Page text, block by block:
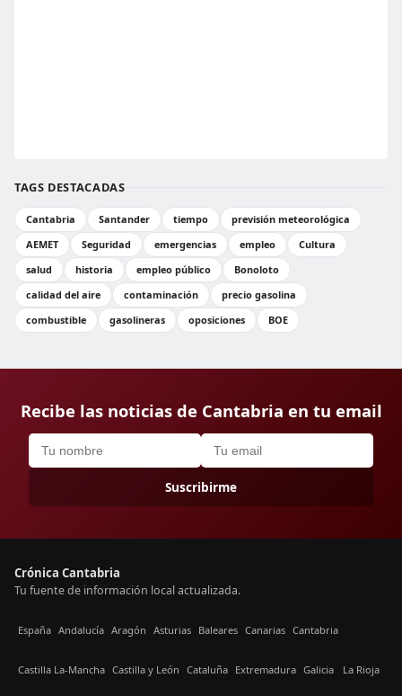
TAGS DESTACADAS
Cantabria Santander tiempo
previsión meteorológica
AEMET
Seguridad emergencias empleo
Cultura
salud
historia empleo público
Bonoloto
calidad del aire
contaminación
precio gasolina
combustible
gasolineras oposiciones BOE
Recibe las noticias de Cantabria en tu email
Suscribirme
Crónica Cantabria
Tu fuente de información local actualizada.
España Andalucía Aragón Asturias Baleares Canarias Cantabria
Castilla La-Mancha Castilla y León Cataluña Extremadura Galicia La Rioja